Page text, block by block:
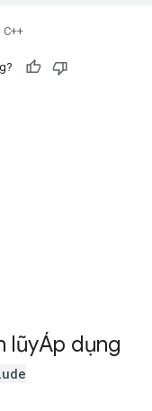
C++
lũyÁp dụng